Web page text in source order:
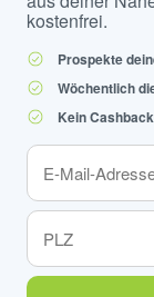
kostenfrei.
Prospekte
Wöchentlich
Kein